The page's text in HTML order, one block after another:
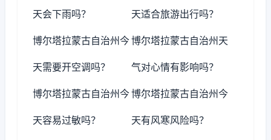
天会下雨吗？ 天适合旅游出行吗？
博尔塔拉蒙古自治州今
天需要开空调吗？
博尔塔拉蒙古自治州天
气对心情有影响吗？
博尔塔拉蒙古自治州今
天容易过敏吗？
博尔塔拉蒙古自治州今
天有风寒风险吗？